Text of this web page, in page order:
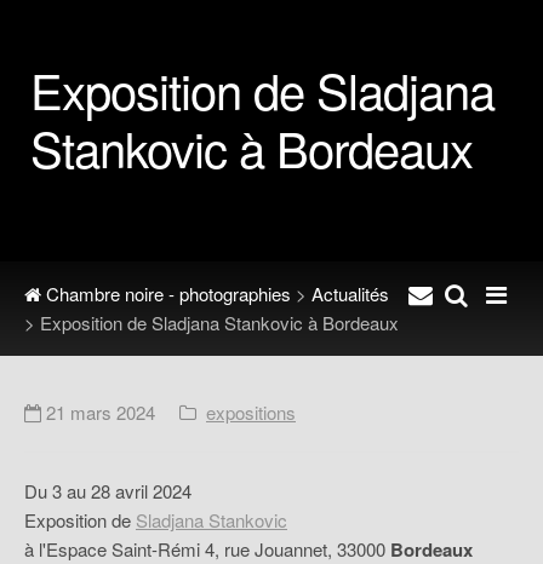
Exposition de Sladjana
Stankovic à Bordeaux
Chambre noire - photographies > Actualités
> Exposition de Sladjana Stankovic à Bordeaux
21 mars 2024 expositions
Du 3 au 28 avril 2024
Exposition de Sladjana Stankovic
à l'Espace Saint-Rémi 4, rue Jouannet, 33000 Bordeaux